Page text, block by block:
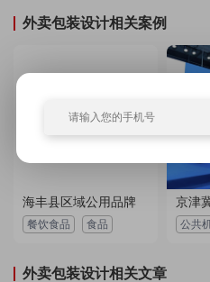
外卖包装设计相关案例
海丰县区域公用品牌
餐饮食品 食品 公共
外卖包装设计相关文章